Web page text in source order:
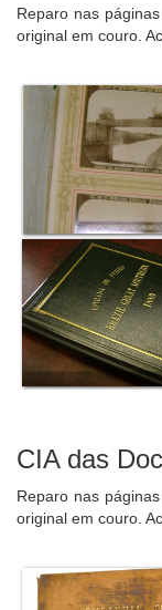
Reparo nas
original em couro.
CIA das
Reparo nas
original em couro.